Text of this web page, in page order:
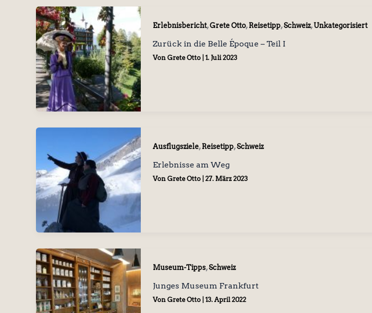
Erlebnisbericht,Grete Otto,Reisetipp,Schweiz,Unkategorisiert
Zurück in die Belle Époque – Teil I
Von Grete Otto 1. Juli 2023
Ausflugsziele,Reisetipp,Schweiz
Erlebnisse am Weg
Von Grete Otto 27. März 2023
Museum-Tipps,Schweiz
Junges Museum Frankfurt
Von Grete Otto 13. April 2022